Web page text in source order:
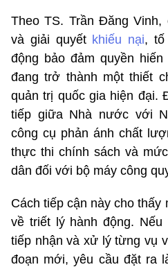
Theo TS. Trần Đăng Vinh,
và giải quyếtkhiếu nại, tố
động bảo đảm quyền
đang trở thành một thiết
quản trị quốc gia hiện đại.
tiếp giữa Nhà nước với
công cụ phản ánh chất
thực thi chính sách và
dân đối với bộ máy công
Cách tiếp cận này cho thấy
về triết lý hành động.
tiếp nhận và xử lý từng vụ
đoạn mới, yêu cầu đặt ra